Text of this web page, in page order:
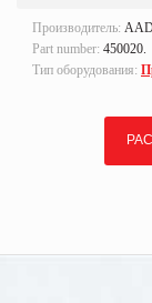
Производитель:
Part number: 450020.
Тип оборудования: